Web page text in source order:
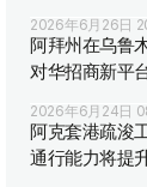
2026年6月26日
阿拜州在乌鲁
对华招商新平
2026年6月24日
阿克套港疏浚
通行能力将提